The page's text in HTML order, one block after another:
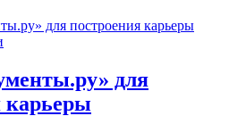
для
карьеры